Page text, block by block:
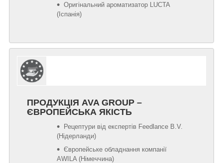
Оригінальний ароматизатор LUCTA
(Іспанія)
ПРОДУКЦІЯ AVA GROUP –
ЄВРОПЕЙСЬКА ЯКІСТЬ
Рецептури від експертів Feedlance B.V.
(Нідерланди)
Європейське обладнання компанії
AWILA (Німеччина)